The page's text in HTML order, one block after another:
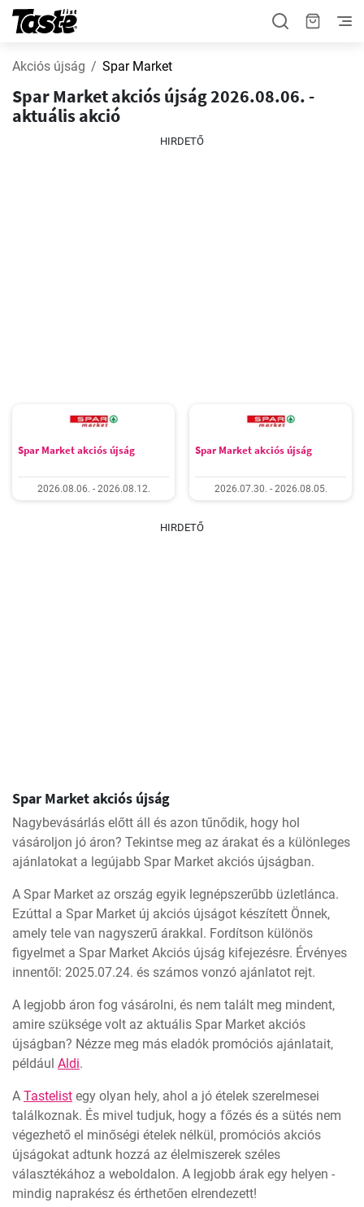
Akciós újság Spar Market
Spar Market akciós újság 2026.08.06. -
aktuális akció
HIRDETŐ
Spar Market akciós újság
2026.08.06. - 2026.08.12.
Spar Market akciós újság
2026.07.30. - 2026.08.05.
HIRDETŐ
Spar Market akciós újság
Nagybevásárlás előtt áll és azon tűnődik, hogy hol
vásároljon jó áron? Tekintse meg az árakat és a különleges
ajánlatokat a legújabb Spar Market akciós újságban.
A Spar Market az ország egyik legnépszerűbb üzletlánca.
Ezúttal a Spar Market új akciós újságot készített Önnek,
amely tele van nagyszerű árakkal. Fordítson különös
figyelmet a Spar Market Akciós újság kifejezésre. Érvényes
innentől: 2025.07.24. és számos vonzó ajánlatot rejt.
A legjobb áron fog vásárolni, és nem talált meg mindent,
amire szüksége volt az aktuális Spar Market akciós
újságban? Nézze meg más eladók promóciós ajánlatait,
például Aldi.
A Tastelist egy olyan hely, ahol a jó ételek szerelmesei
találkoznak. És mivel tudjuk, hogy a főzés és a sütés nem
végezhető el minőségi ételek nélkül, promóciós akciós
újságokat adtunk hozzá az élelmiszerek széles
választékához a weboldalon. A legjobb árak egy helyen -
mindig naprakész és érthetően elrendezett!